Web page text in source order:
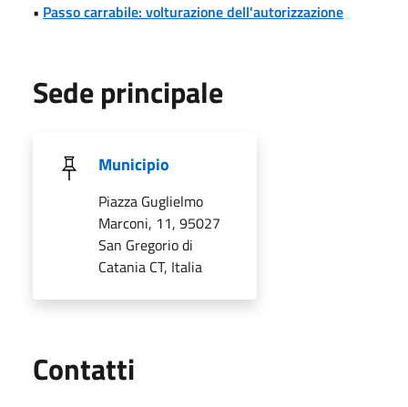
• Passo carrabile: volturazione dell'autorizzazione
Sede principale
Municipio
Piazza Guglielmo
Marconi, 11, 95027
San Gregorio di
Catania CT, Italia
Contatti